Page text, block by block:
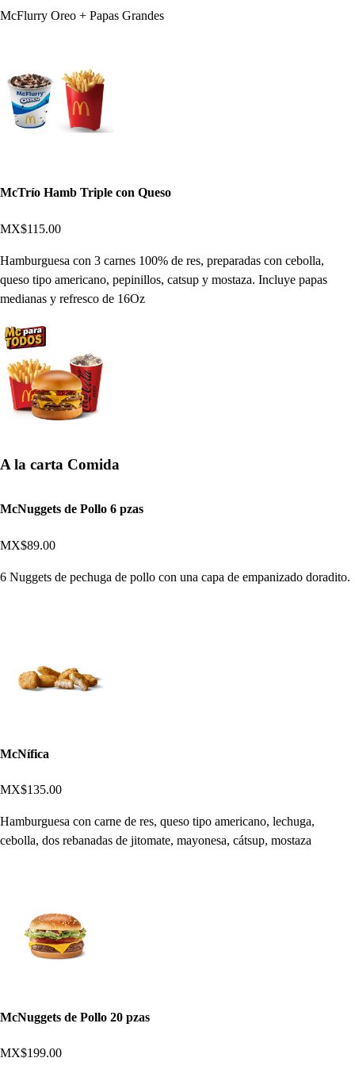
McFlurry Oreo + Papas Grandes
McTrío Hamb Triple con Queso
MX$115.00
Hamburguesa con 3 carnes 100% de res, preparadas con cebolla,
queso tipo americano, pepinillos, catsup y mostaza. Incluye papas
medianas y refresco de 16Oz
A la carta Comida
McNuggets de Pollo 6 pzas
MX$89.00
6 Nuggets de pechuga de pollo con una capa de empanizado doradito.
McNífica
MX$135.00
Hamburguesa con carne de res, queso tipo americano, lechuga,
cebolla, dos rebanadas de jitomate, mayonesa, cátsup, mostaza
McNuggets de Pollo 20 pzas
MX$199.00